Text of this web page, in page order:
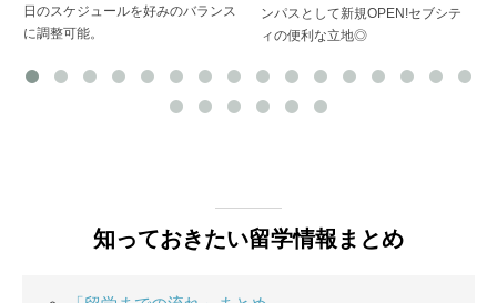
日のスケジュールを好みのバランス
に調整可能。
ンパスとして新規OPEN!セブシテ
ィの便利な立地◎
知っておきたい留学情報まとめ